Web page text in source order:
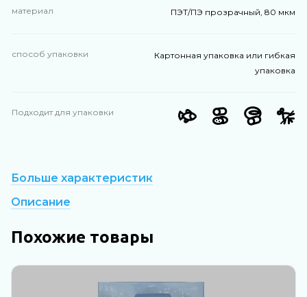
материал ПЭТ/ПЭ прозрачный, 80 мкм
способ упаковки
Картонная упаковка или гибкая
упаковка
Подходит для упаковки
Больше характеристик
Описание
Похожие товары